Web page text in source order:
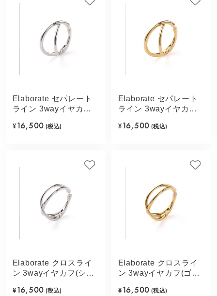
Elaborate セパレート
ライン 3wayイヤカフ
¥ 16,500 (税込)
Elaborate セパレート
ライン 3wayイヤカフ
¥ 16,500 (税込)
Elaborate クロスライ
ン 3wayイヤカフ(シル
¥ 16,500 (税込)
Elaborate クロスライ
ン 3wayイヤカフ(ゴー
¥ 16,500 (税込)